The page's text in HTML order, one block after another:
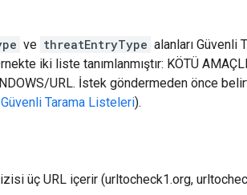
ve threatEntryType alanları Güvenli
iki liste tanımlanmıştır: KÖTÜ
URL. İstek göndermeden önce
Güvenli Tarama Listeleri).
üç URL içerir (urltocheck1.org,